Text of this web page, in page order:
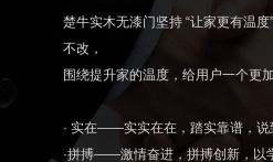
楚牛实木无漆门坚持 “让家更有温
不改，
围绕提升家的温度，给用户一个更
· 实在——实实在在，踏实靠谱，说
·拼搏——激情奋进，拼搏创新，以